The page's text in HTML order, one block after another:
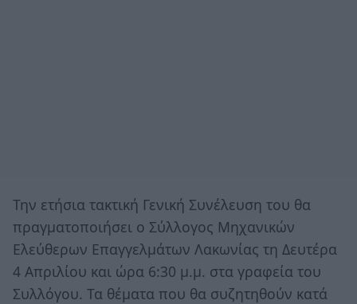
Την ετήσια τακτική Γενική Συνέλευση του θα
πραγματοποιήσει ο Σύλλογος Μηχανικών
Ελεύθερων Επαγγελμάτων Λακωνίας τη Δευτέρα
4 Απριλίου και ώρα 6:30 μ.μ. στα γραφεία του
Συλλόγου. Τα θέματα που θα συζητηθούν κατά